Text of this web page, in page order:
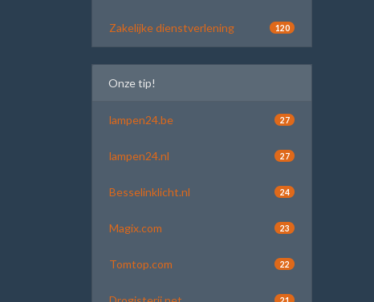
Zakelijke dienstverlening 120
Onze tip!
lampen24.be 27
lampen24.nl 27
Besselinklicht.nl 24
Magix.com 23
Tomtop.com 22